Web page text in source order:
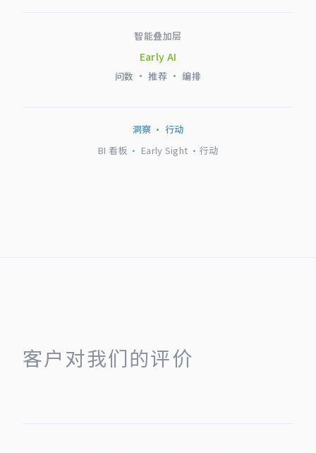
智能叠加层
Early AI
问数 · 推荐 · 编排
洞察 · 行动
BI 看板 · Early Sight ·行动
客户对我们的评价